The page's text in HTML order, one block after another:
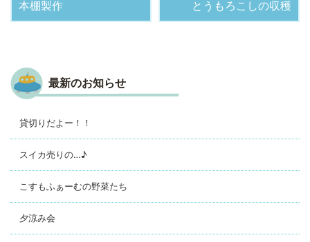
本棚製作
とうもろこしの収穫
最新のお知らせ
貸切りだよー！！
スイカ売りの…♪
こすもふぁーむの野菜たち
夕涼み会